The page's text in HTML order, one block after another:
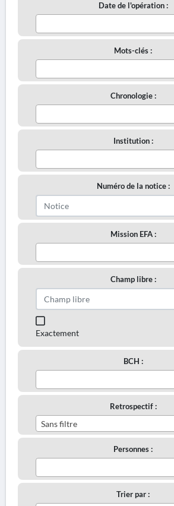
Date de l'opération :
Mots-clés :
Chronologie :
Institution :
Numéro de la notice :
Mission EFA :
Champ libre :
Exactement
BCH :
Retrospectif :
Sans filtre
Personnes :
Trier par :